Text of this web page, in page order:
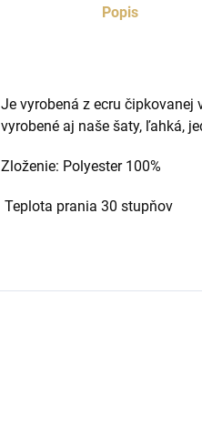
Popis
Je vyrobená z ecru
vyrobené aj naše šaty, ľahká,
Zloženie: Polyester 100%
Teplota prania 30 stupňov